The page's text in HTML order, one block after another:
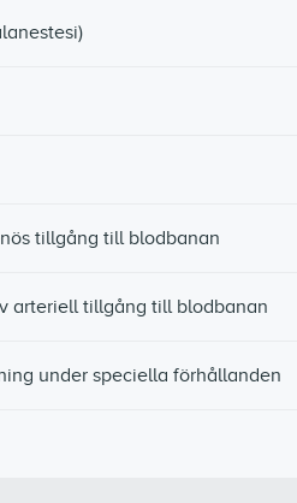
tillgång till blodbanan
arteriell tillgång till blodbanan
under speciella förhållanden